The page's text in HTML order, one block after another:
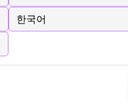
한국어